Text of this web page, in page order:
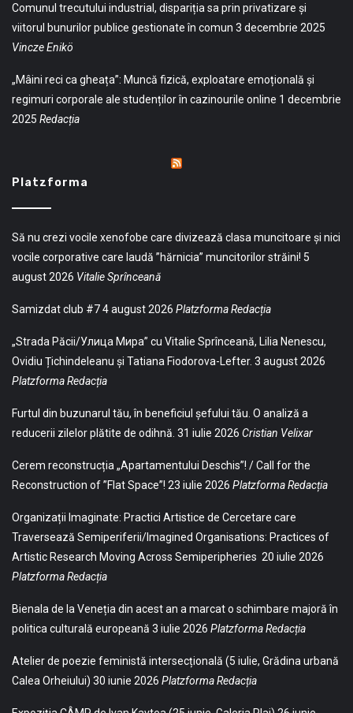
Comunul trecutului industrial, dispariția sa prin privatizare și
viitorul bunurilor publice gestionate în comun 3 decembrie 2025
Vincze Enikö
„Mâini reci ca gheața”: Muncă fizică, exploatare emoțională și
regimuri corporale ale studenților în cazinourile online 1 decembrie
2025 Redacția
Platzforma
Să nu crezi vocile xenofobe care divizează clasa muncitoare și nici
vocile corporative care laudă ”hărnicia” muncitorilor străini! 5
august 2026 Vitalie Sprînceană
Samizdat club #74 august 2026 Platzforma Redacția
„Strada Păcii/Улица Мира” cu Vitalie Sprînceană, Lilia Nenescu,
Ovidiu Țichindeleanu și Tatiana Fiodorova-Lefter. 3 august 2026
Platzforma Redacția
Furtul din buzunarul tău, în beneficiul șefului tău. O analiză a
reducerii zilelor plătite de odihnă. 31 iulie 2026 Cristian Velixar
Cerem reconstrucția „Apartamentului Deschis”! / Call for the
Reconstruction of ”Flat Space”! 23 iulie 2026 Platzforma Redacția
Organizații Imaginate: Practici Artistice de Cercetare care
Traversează Semiperiferii/Imagined Organisations: Practices of
Artistic Research Moving Across Semiperipheries 20 iulie 2026
Platzforma Redacția
Bienala de la Veneția din acest an a marcat o schimbare majoră în
politica culturală europeană 3 iulie 2026 Platzforma Redacția
Atelier de poezie feministă intersecțională (5 iulie, Grădina urbană
Calea Orheiului) 30 iunie 2026 Platzforma Redacția